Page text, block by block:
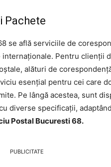
Pachete
se află serviciile de
Pentru clienții
alături de
esențial pentru cei care
Pe lângă acestea, sunt
diverse specificații,
Postal Bucuresti 68.
PUBLICITATE